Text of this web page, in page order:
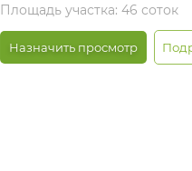
Площадь участка: 46 соток
Назначить просмотр